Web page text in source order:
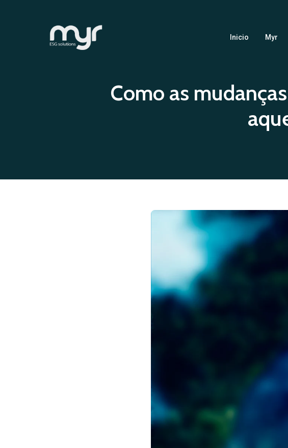
Inicio Myr
Como as